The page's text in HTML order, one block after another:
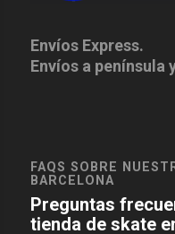
Envíos Express.
Envíos a península
FAQS SOBRE
BARCELONA
Preguntas
tienda de skate